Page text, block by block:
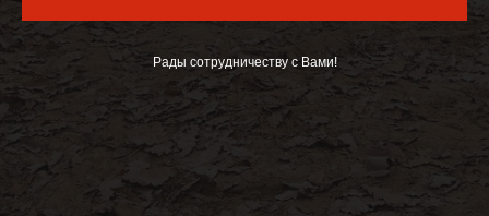
Рады сотрудничеству с Вами!